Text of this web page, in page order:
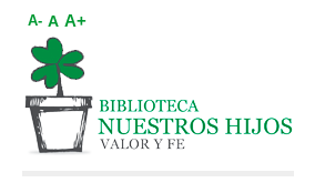
A- A A+